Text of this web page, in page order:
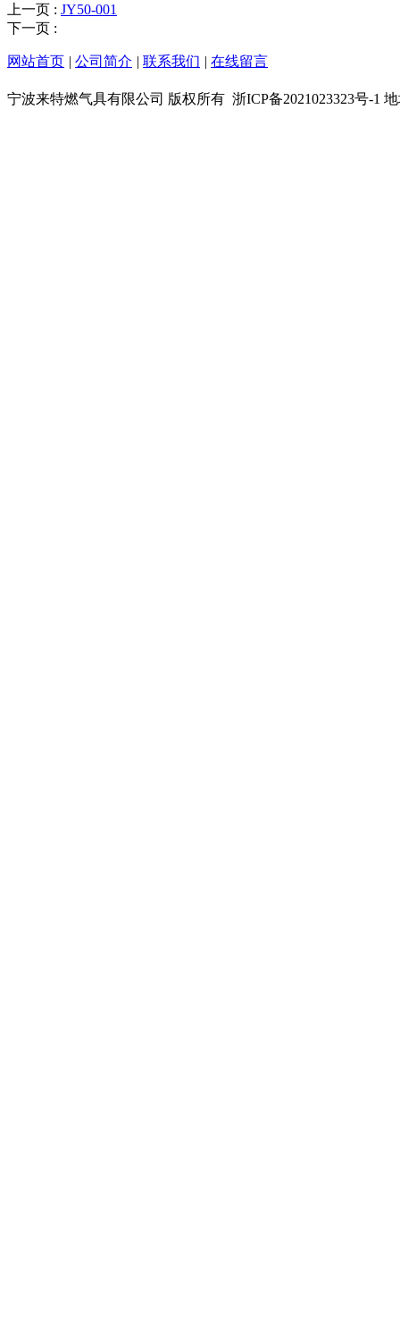
上一页 : JY50-001
下一页 :
网站首页 | 公司简介 | 联系我们 | 在线留言
宁波来特燃气具有限公司 版权所有 浙ICP备2021023323号-1